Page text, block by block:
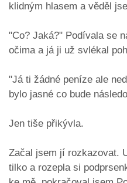
klidným hlasem a věděl
"Co? Jaká?" Podívala se
očima a já ji už svlékal
"Já ti žádné peníze ale
bylo jasné co bude
Jen tiše přikývla.
Začal jsem jí rozkazovat.
tilko a rozepla si